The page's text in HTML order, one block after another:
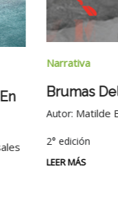
Narrativa
Brumas
Autor: Matilde
2° edición
LEER MÁS